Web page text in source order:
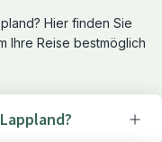
Hier finden Sie
Ihre Reise bestmöglich